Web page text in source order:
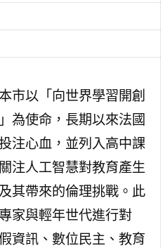
市以「向世界學習開創
為使命，長期以來法國
注心血，並列入高中課
注人工智慧對教育產生
其帶來的倫理挑戰。此
家與輕年世代進行對
資訊、數位民主、教育